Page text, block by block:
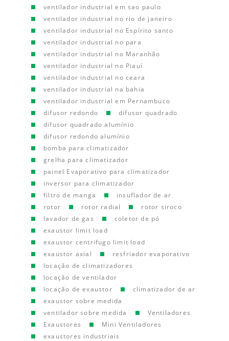
ventilador industrial em sao paulo
ventilador industrial no rio de janeiro
ventilador industrial no Espírito santo
ventilador industrial no para
ventilador industrial no Maranhão
ventilador industrial no Piauí
ventilador industrial no ceara
ventilador industrial na bahia
ventilador industrial em Pernambuco
difusor redondo
difusor quadrado
difusor quadrado alumínio
difusor redondo alumínio
bomba para climatizador
grelha para climatizador
painel Evaporativo para climatizador
inversor para climatizador
filtro de manga
insuflador de ar
rotor
rotor radial
rotor siroco
lavador de gas
coletor de pó
exaustor limit load
exaustor centrifugo limit load
exaustor axial
resfriador evaporativo
locação de climatizadores
locação de ventilador
locação de exaustor
climatizador de ar
exaustor sobre medida
ventilador sobre medida
Ventiladores
Exaustores
Mini Ventiladores
exaustores industriais